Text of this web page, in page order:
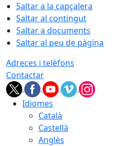
Saltar a la capçalera
Saltar al contingut
Saltar a documents
Saltar al peu de pàgina
Adreces i telèfons
Contactar
Idiomes
Català
Castellà
Anglès